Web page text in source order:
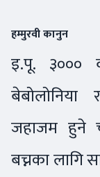
हम्मुरवी कानुन
इ.पू. ३०००
जहाजम हुने
बच्नका लागि